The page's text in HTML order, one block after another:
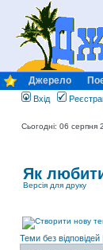
Джерело
Вхід
Сьогодні: 06 серпня
Як
Версія для друку
Теми без відповідей